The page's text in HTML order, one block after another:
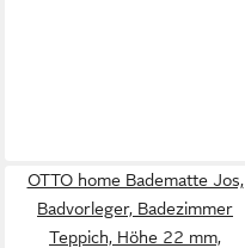
OTTO home Badematte Jos,
Badvorleger, Badezimmer
Teppich, Höhe 22 mm,